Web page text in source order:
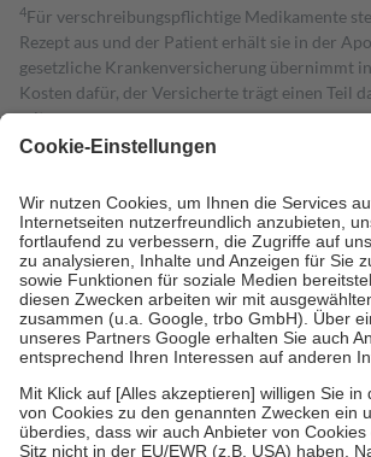
4Für verschreibungspflichtige Medikamente
Rezept aus und der Patient erhält sie in der
gesetzliche Krankenversicherung übernimmt
Kosten dafür, der Versicherte trägt einen Teil
mit.
Grundsätzlich leisten Mitglieder Zuzahlungen
höchstens zehn Euro.
Es sind jedoch nie mehr
Kosten der Leistung zu entrichten.
Diese Regeln gelten grundsätzlich auch für
Bei Heilmitteln und häuslicher Krankenpflege
Zuzahlung zehn Prozent der Kosten sowie
Verordnung.
Um das Engagement der Versicherten für ihre
stärken und die besondere Stellung der Familie
fallenkeine Zuzahlungenan bei:
• Kindern und Jugendlichen bis zum
mit Ausnahme der Fahrkosten